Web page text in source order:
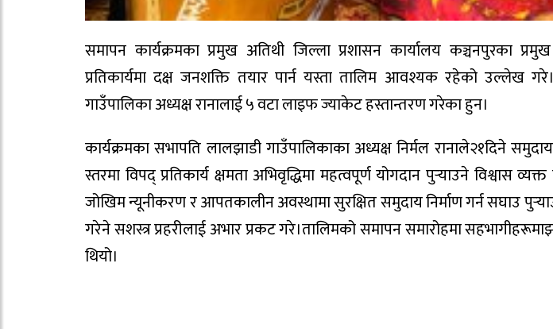
समापन कार्यक्रमका प्रमुख अतिथी जिल्ला प्रशासन कार्यालय कञ्चनपुरका
प्रतिकार्यमा दक्ष जनशक्ति तयार पार्न यस्ता तालिम आवश्यक रहेको उल्लेख
गाउँपालिका अध्यक्ष रानालाई ५ वटा लाइफ ज्याकेट हस्तान्तरण गरेका हुन।
कार्यक्रमका सभापति लालझाडी गाउँपालिकाका अध्यक्ष निर्मल रानाले२१दिने
स्तरमा विपद् प्रतिकार्य क्षमता अभिवृद्धिमा महत्वपूर्ण योगदान पुर्‍याउने विश्वास
जोखिम न्यूनीकरण र आपतकालीन अवस्थामा सुरक्षित समुदाय निर्माण गर्न सघाउ
गरेने सशस्त्र प्रहरीलाई अभार प्रकट गरे।तालिमको समापन समारोहमा
थियो।